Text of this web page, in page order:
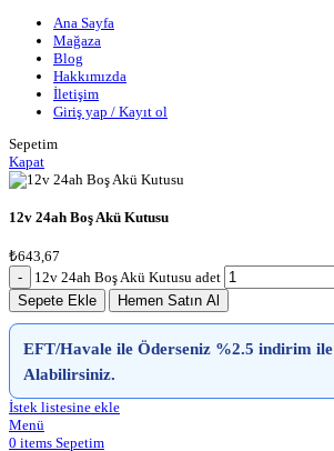
Ana Sayfa
Mağaza
Blog
Hakkımızda
İletişim
Giriş yap / Kayıt ol
Sepetim
Kapat
12v 24ah Boş Akü Kutusu
₺643,67
12v 24ah Boş Akü Kutusu adet
Sepete Ekle
Hemen Satın Al
EFT/Havale ile Öderseniz %2.5 indirim ile
Alabilirsiniz.
İstek listesine ekle
Menü
0 items Sepetim